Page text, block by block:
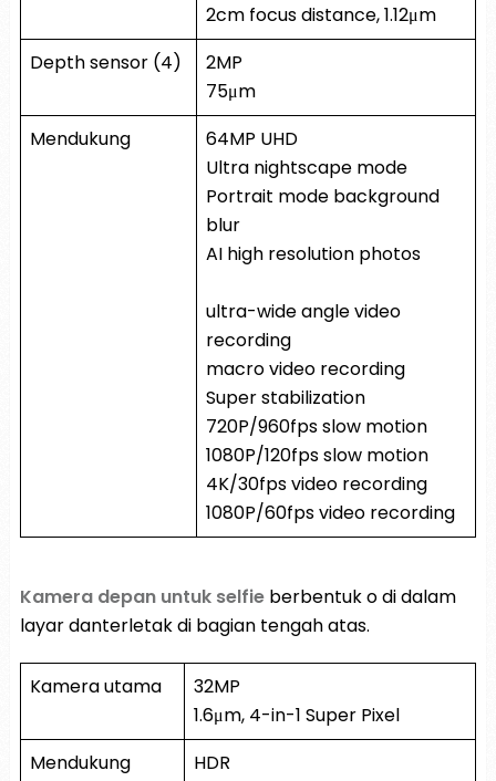
2cm focus distance, 1.12μm
Depth sensor (4)
2MP
75μm
Mendukung
64MP UHD
Ultra nightscape mode
Portrait mode background
blur
AI high resolution photos
ultra-wide angle video
recording
macro video recording
Super stabilization
720P/960fps slow motion
1080P/120fps slow motion
4K/30fps video recording
1080P/60fps video recording
Kamera depan untuk selfieberbentuk o di dalam
layar danterletak di bagian tengah atas.
Kamera utama
32MP
1.6μm, 4-in-1 Super Pixel
Mendukung
HDR